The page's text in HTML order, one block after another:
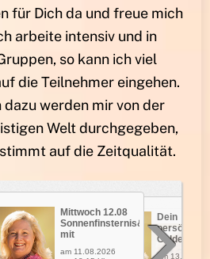
für Dich da und freue mich
arbeite intensiv und in
so kann ich viel
die Teilnehmer eingehen.
dazu werden mir von der
Welt durchgegeben,
auf die Zeitqualität.